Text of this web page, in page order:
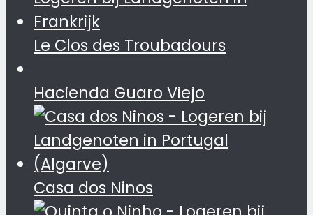
Le Clos des Troubadours
Hacienda Guaro Viejo
Casa dos Ninos